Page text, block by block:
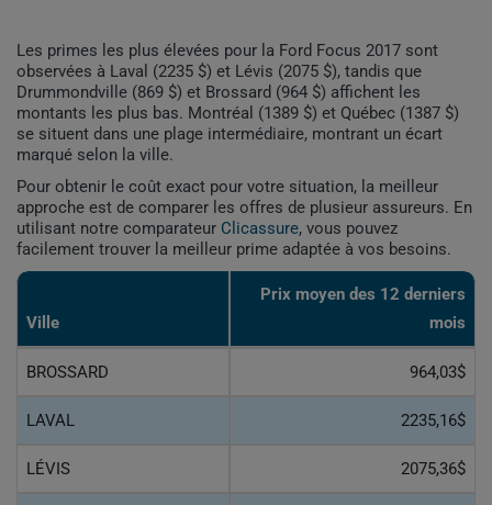
Les primes les plus élevées pour la Ford Focus 2017 sont
observées à Laval (2235 $) et Lévis (2075 $), tandis que
Drummondville (869 $) et Brossard (964 $) affichent les
montants les plus bas. Montréal (1389 $) et Québec (1387 $)
se situent dans une plage intermédiaire, montrant un écart
marqué selon la ville.
Pour obtenir le coût exact pour votre situation, la meilleur
approche est de comparer les offres de plusieur assureurs. En
utilisant notre comparateur Clicassure, vous pouvez
facilement trouver la meilleur prime adaptée à vos besoins.
Ville
Prix ​​moyen des 12 derniers
mois
BROSSARD 964,03$
LAVAL 2235,16$
LÉVIS 2075,36$